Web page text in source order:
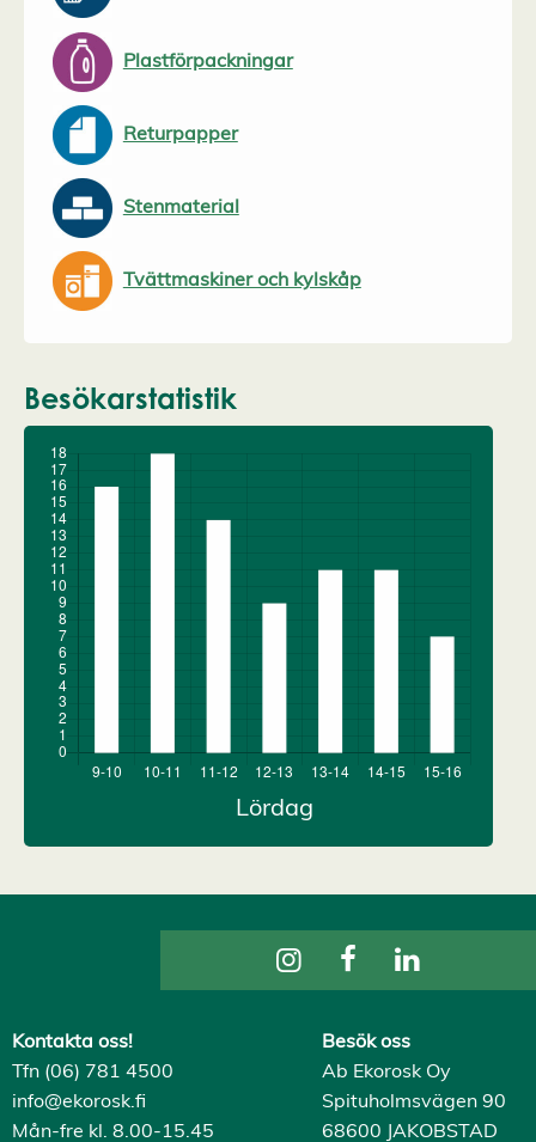
Plastförpackningar
Returpapper
Stenmaterial
Tvättmaskiner och kylskåp
Besökarstatistik
Kontakta oss!
Tfn (06) 781 4500
info@ekorosk.fi
Mån-fre kl. 8.00-15.45
Besök oss
Ab Ekorosk Oy
Spituholmsvägen 90
68600 JAKOBSTAD